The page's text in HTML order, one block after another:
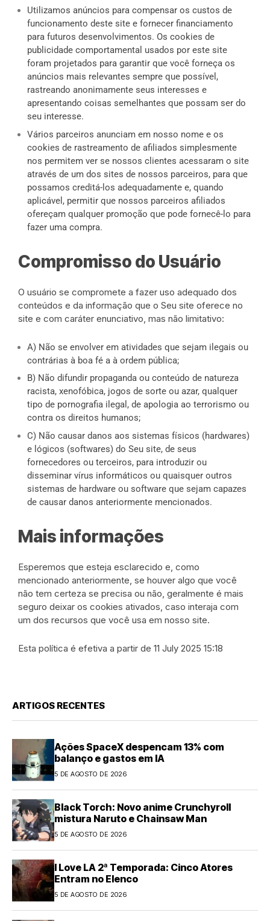
Utilizamos anúncios para compensar os custos de
funcionamento deste site e fornecer financiamento
para futuros desenvolvimentos. Os cookies de
publicidade comportamental usados por este site
foram projetados para garantir que você forneça os
anúncios mais relevantes sempre que possível,
rastreando anonimamente seus interesses e
apresentando coisas semelhantes que possam ser do
seu interesse.
Vários parceiros anunciam em nosso nome e os
cookies de rastreamento de afiliados simplesmente
nos permitem ver se nossos clientes acessaram o site
através de um dos sites de nossos parceiros, para que
possamos creditá-los adequadamente e, quando
aplicável, permitir que nossos parceiros afiliados
ofereçam qualquer promoção que pode fornecê-lo para
fazer uma compra.
Compromisso do Usuário
O usuário se compromete a fazer uso adequado dos
conteúdos e da informação que o Seu site oferece no
site e com caráter enunciativo, mas não limitativo:
A) Não se envolver em atividades que sejam ilegais ou
contrárias à boa fé a à ordem pública;
B) Não difundir propaganda ou conteúdo de natureza
racista, xenofóbica, jogos de sorte ou azar, qualquer
tipo de pornografia ilegal, de apologia ao terrorismo ou
contra os direitos humanos;
C) Não causar danos aos sistemas físicos (hardwares)
e lógicos (softwares) do Seu site, de seus
fornecedores ou terceiros, para introduzir ou
disseminar vírus informáticos ou quaisquer outros
sistemas de hardware ou software que sejam capazes
de causar danos anteriormente mencionados.
Mais informações
Esperemos que esteja esclarecido e, como
mencionado anteriormente, se houver algo que você
não tem certeza se precisa ou não, geralmente é mais
seguro deixar os cookies ativados, caso interaja com
um dos recursos que você usa em nosso site.
Esta política é efetiva a partir de 11 July 2025 15:18
ARTIGOS RECENTES
Ações SpaceX despencam 13% com
balanço e gastos em IA
5 DE AGOSTO DE 2026
Black Torch: Novo anime Crunchyroll
mistura Naruto e Chainsaw Man
5 DE AGOSTO DE 2026
I Love LA 2ª Temporada: Cinco Atores
Entram no Elenco
5 DE AGOSTO DE 2026